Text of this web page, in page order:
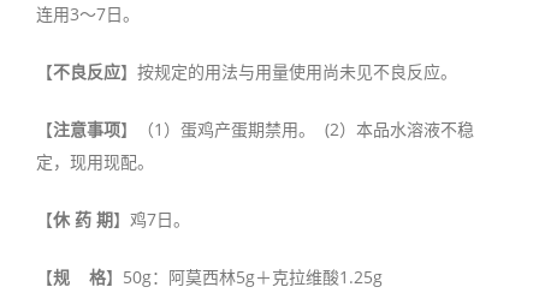
连用3～7日。
【不良反应】按规定的用法与用量使用尚未见不良反应。
【注意事项】（1）蛋鸡产蛋期禁用。 (2）本品水溶液不稳
定，现用现配。
【休 药 期】鸡7日。
【规 格】50g：阿莫西林5g＋克拉维酸1.25g